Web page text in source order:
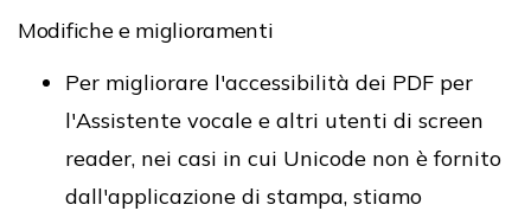
Modifiche e miglioramenti
Per migliorare l'accessibilità dei PDF per
l'Assistente vocale e altri utenti di screen
reader, nei casi in cui Unicode non è fornito
dall'applicazione di stampa, stiamo